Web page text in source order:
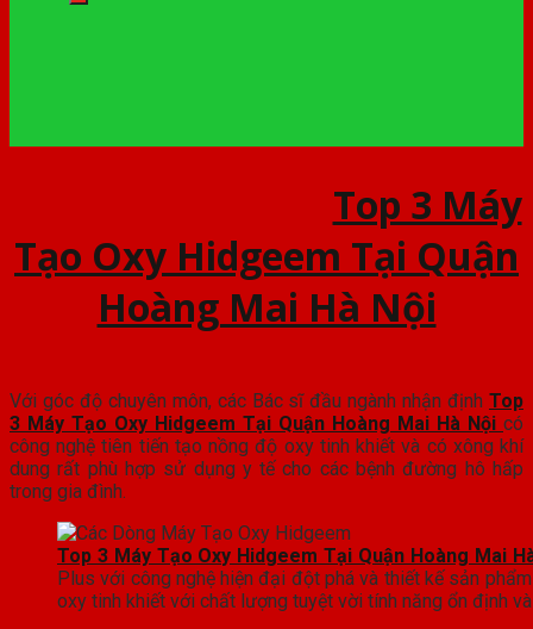
Top 3 Máy
Tạo Oxy Hidgeem Tại Quận
Hoàng Mai Hà Nội
Với góc độ chuyên môn, các Bác sĩ đầu ngành nhận định Top
3 Máy Tạo Oxy Hidgeem Tại Quận Hoàng Mai Hà Nội có
công nghệ tiên tiến tạo nồng độ oxy tinh khiết và có xông khí
dung rất phù hợp sử dụng y tế cho các bệnh đường hô hấp
trong gia đình.
Top 3 Máy Tạo Oxy Hidgeem Tại Quận Hoàng Mai
Plus với công nghệ hiện đại đột phá và thiết kế sản
oxy tinh khiết với chất lượng tuyệt vời tính năng ổn định